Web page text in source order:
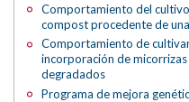
Comportamiento del
compost procedente de
Comportamiento de
incorporación de
degradados
Programa de mejora